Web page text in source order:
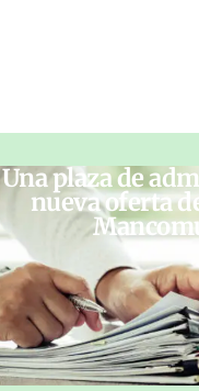
Una plaza de
nueva oferta